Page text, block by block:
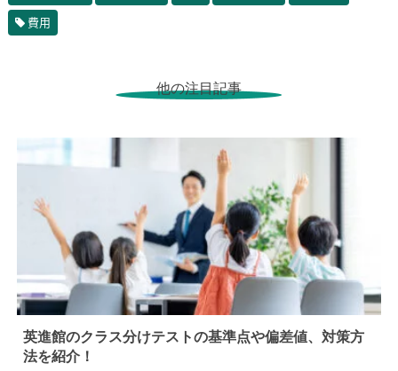
費用
他の注目記事
英進館のクラス分けテストの基準点や偏差値、対策方
法を紹介！